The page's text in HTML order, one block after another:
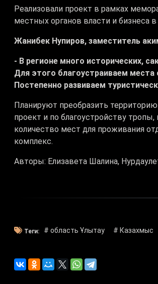
Реализовали проект в рамках
местных органов власти и бизнеса
Жанибек Нупиров, заместитель
- В регионе много исторических,
Для этого благоустраиваем места
Постепенно развиваем
Планируют преобразить
проект и по благоустройству
количество мест для проживания
комплекс.
Авторы: Елизавета Шалина,
Теги: # область Ұлытау # Казахмыс